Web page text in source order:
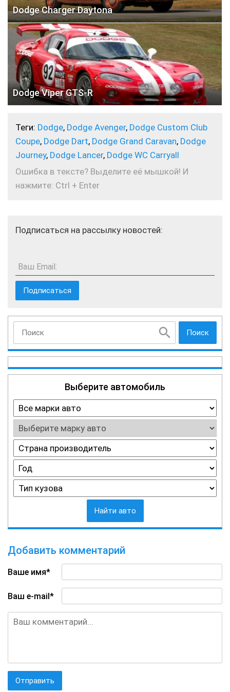
Поиск
Выберите автомобиль
Найти авто
Dodge Charger Daytona
Dodge Viper GTS-R
Теги: Dodge, Dodge Avenger, Dodge Custom Club
Coupе, Dodge Dart, Dodge Grand Caravan, Dodge
Journey, Dodge Lancer, Dodge WC Carryall
Ошибка в тексте? Выделите её мышкой! И
нажмите: Ctrl + Enter
Подписаться на рассылку новостей:
Ваш Email:
Добавить комментарий
Ваше имя*
Ваш e-mail*